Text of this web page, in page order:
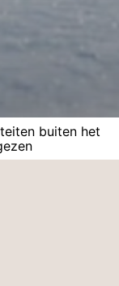
buiten het